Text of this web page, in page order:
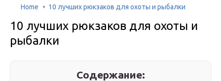
Home 10 лучших рюкзаков для охоты и рыбалки
10 лучших рюкзаков для охоты и
рыбалки
Содержание: